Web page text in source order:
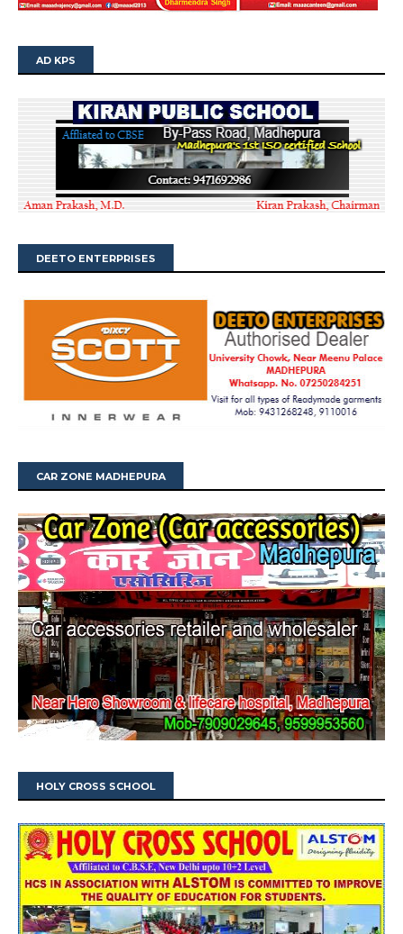
AD KPS
DEETO ENTERPRISES
CAR ZONE MADHEPURA
HOLY CROSS SCHOOL